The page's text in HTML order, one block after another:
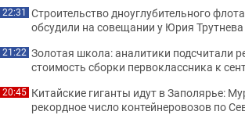
22:31 Строительство дноуглубительного
обсудили на совещании у Юрия Трутнева
21:22 Золотая школа: аналитики подсчитали
стоимость сборки первоклассника к
20:45 Китайские гиганты идут в Заполярье:
рекордное число контейнеровозов по